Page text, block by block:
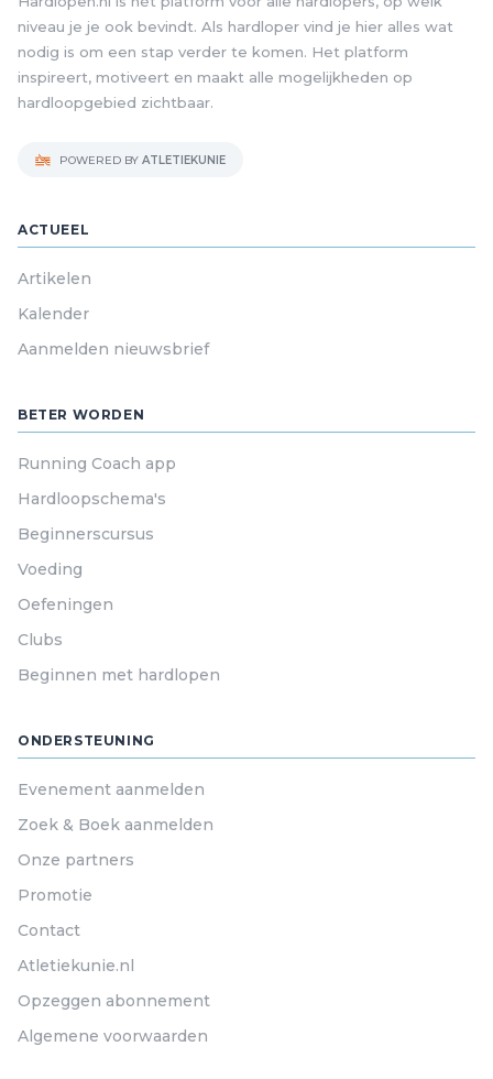
niveau je je ook bevindt. Als hardloper vind je hier alles wat
nodig is om een stap verder te komen. Het platform
inspireert, motiveert en maakt alle mogelijkheden op
hardloopgebied zichtbaar.
POWERED BY ATLETIEKUNIE
ACTUEEL
Artikelen
Kalender
Aanmelden nieuwsbrief
BETER WORDEN
Running Coach app
Hardloopschema's
Beginnerscursus
Voeding
Oefeningen
Clubs
Beginnen met hardlopen
ONDERSTEUNING
Evenement aanmelden
Zoek & Boek aanmelden
Onze partners
Promotie
Contact
Atletiekunie.nl
Opzeggen abonnement
Algemene voorwaarden